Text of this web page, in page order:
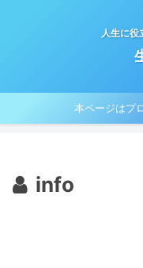
人生に役
本ページはプ
info